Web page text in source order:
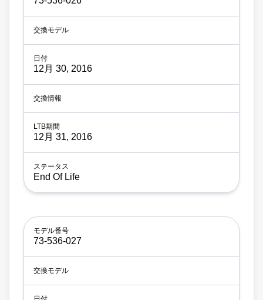
12月 30, 2016
12月 31, 2016
End Of Life
73-536-027